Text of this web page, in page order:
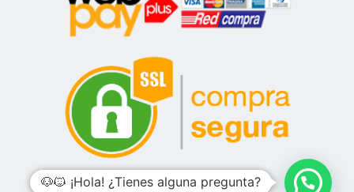
🐶🐱 ¡Hola! ¿Tienes alguna pregunta?